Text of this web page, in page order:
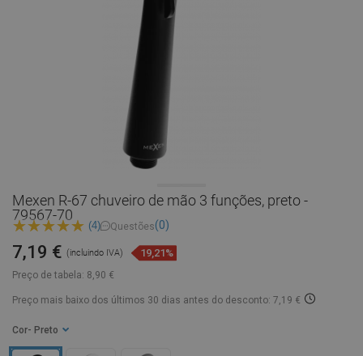
Mexen R-67 chuveiro de mão 3 funções, preto -
79567-70
(4) Questões(0)
Preço de tabela: 8,90 €
7,19 € (incluindo IVA) 19,21%
Preço mais baixo dos últimos 30 dias antes do desconto: 7,19 €
Cor - Preto